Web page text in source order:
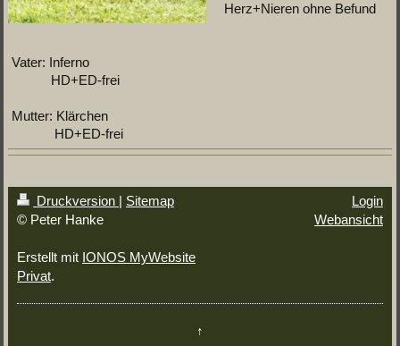
Herz+Nieren ohne Befund
Vater: Inferno
HD+ED-frei
Mutter: Klärchen
HD+ED-frei
Druckversion | Sitemap
© Peter Hanke
Erstellt mit IONOS MyWebsite
Privat.
Login
Webansicht
↑